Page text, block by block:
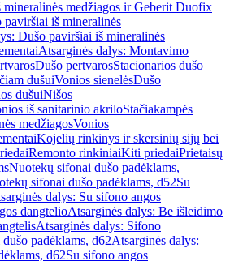
medžiagos ir Geberit Duofix
paviršiai iš mineralinės
Dušo paviršiai iš mineralinės
Atsarginės dalys: Montavimo
Dušo pertvarosStacionarios dušo
dušuiVonios sienelėsDušo
dušuiNišos
iš sanitarinio akriloStačiakampės
medžiagosVonios
Kojelių rinkinys ir skersinių sijų bei
Remonto rinkiniaiKiti priedaiPrietaisų
Nuotekų sifonai dušo padėklams,
sifonai dušo padėklams, d52Su
dalys: Su sifono angos
dangtelioAtsarginės dalys: Be išleidimo
Atsarginės dalys: Sifono
padėklams, d62Atsarginės dalys:
d62Su sifono angos